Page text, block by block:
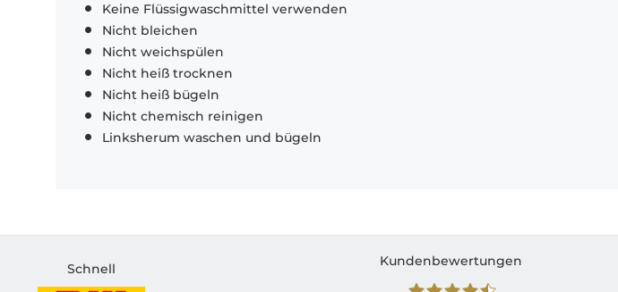
Keine Flüssigwaschmittel verwenden
Nicht bleichen
Nicht weichspülen
Nicht heiß trocknen
Nicht heiß bügeln
Nicht chemisch reinigen
Linksherum waschen und bügeln
Schnell
Kundenbewertungen